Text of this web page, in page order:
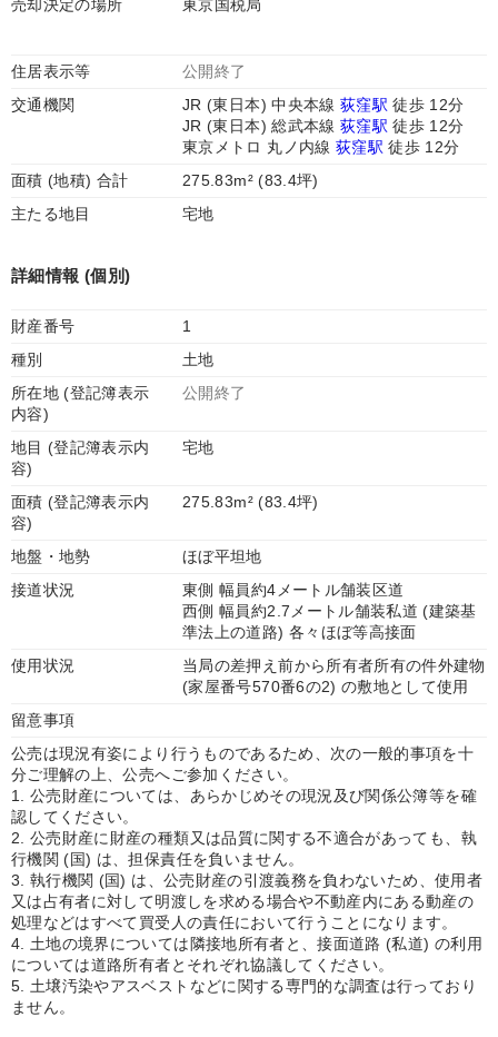
売却決定の場所 東京国税局
住居表示等
公開終了
交通機関
JR (東日本) 中央本線 荻窪駅 徒歩 12分
JR (東日本) 総武本線 荻窪駅 徒歩 12分
東京メトロ 丸ノ内線 荻窪駅 徒歩 12分
面積 (地積) 合計
275.83m² (83.4坪)
主たる地目
宅地
詳細情報 (個別)
財産番号
1
種別
土地
所在地 (登記簿表示
内容)
公開終了
地目 (登記簿表示内
容)
宅地
面積 (登記簿表示内
容)
275.83m² (83.4坪)
地盤・地勢
ほぼ平坦地
接道状況
東側 幅員約4メートル舗装区道
西側 幅員約2.7メートル舗装私道 (建築基
準法上の道路) 各々ほぼ等高接面
使用状況
当局の差押え前から所有者所有の件外建物
(家屋番号570番6の2) の敷地として使用
留意事項
公売は現況有姿により行うものであるため、次の一般的事項を十
分ご理解の上、公売へご参加ください。
1. 公売財産については、あらかじめその現況及び関係公簿等を確
認してください。
2. 公売財産に財産の種類又は品質に関する不適合があっても、執
行機関 (国) は、担保責任を負いません。
3. 執行機関 (国) は、公売財産の引渡義務を負わないため、使用者
又は占有者に対して明渡しを求める場合や不動産内にある動産の
処理などはすべて買受人の責任において行うことになります。
4. 土地の境界については隣接地所有者と、接面道路 (私道) の利用
については道路所有者とそれぞれ協議してください。
5. 土壌汚染やアスベストなどに関する専門的な調査は行っており
ません。